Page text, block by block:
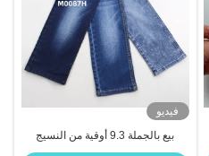
فيديو
بيع بالجملة 9.3 أوقية من النسيج
الأزرق الداكن للجينز